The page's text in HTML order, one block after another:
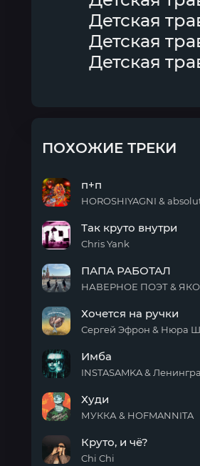
Детская
Детская
Детская
ПОХОЖИЕ ТРЕКИ
п+п
HOROSHIYAGNI &
круто
внутри
Так круто внутри
Chris Yank
РАБОТАЛ
ПАПА РАБОТАЛ
на
ручки
Хочется на ручки
Сергей Эфрон & Нюра
Имба
INSTASAMKA &
Худи
МУККА & HOFMANNITA
Круто, и чё?
Chi Chi